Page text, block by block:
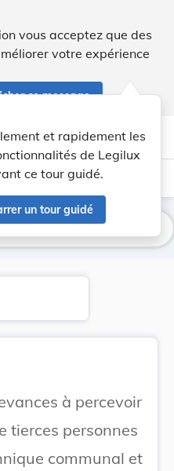
vous acceptez que des
votre expérience
ce message
help Aide
et rapidement les
de Legilux
ce tour guidé.
un tour guidé
light_mode dark_mode
à percevoir
tierces personnes
communal et